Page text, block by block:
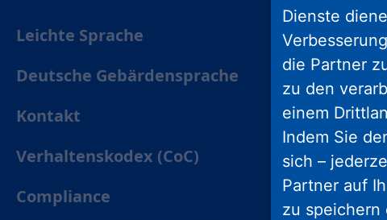
Leichte Sprache
Deutsche Gebärdensprache
Kontakt
Verhaltenskodex (CoC)
Compliance
Dienste
die Partner
zu den
einem
Indem Sie
sich –
Partner auf
zu speichern